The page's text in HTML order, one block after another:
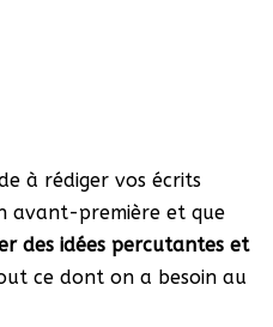
à rédiger vos écrits
avant-première et que
des idées percutantes et
ce dont on a besoin au